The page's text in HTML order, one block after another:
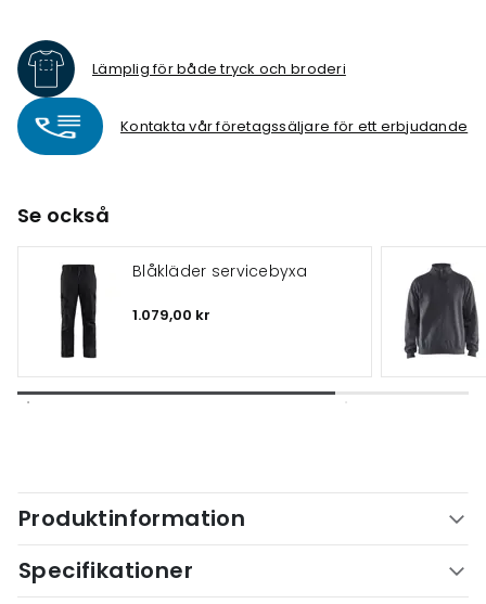
Lämplig för både tryck och broderi
Kontakta vår företagssäljare för ett erbjudande
Se också
Blåkläder servicebyxa
1.079,00 kr
Produktinformation
Specifikationer